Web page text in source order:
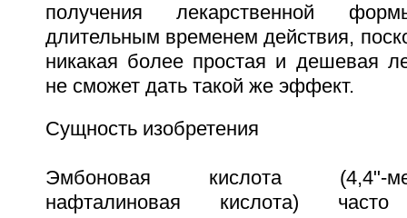
получения лекарственной
длительным временем действия,
никакая более простая и дешевая
не сможет дать такой же эффект.
Сущность изобретения
Эмбоновая кислота (4,4"-
нафталиновая кислота)